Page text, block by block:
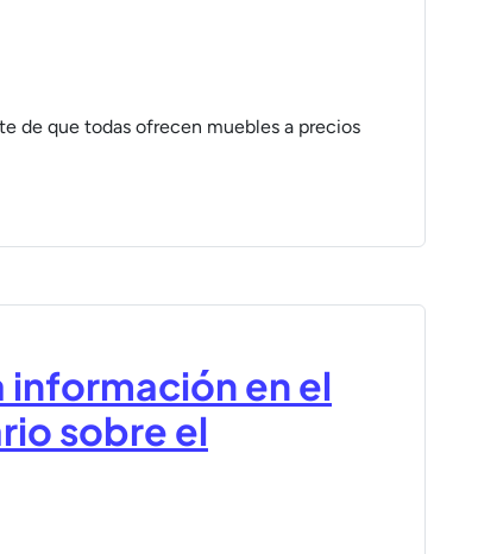
de que todas ofrecen muebles a precios
en el
sobre el